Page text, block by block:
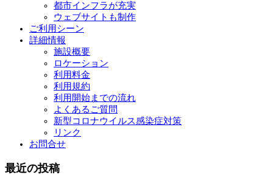
都市インフラが充実
ウェブサイトも制作
ご利用シーン
詳細情報
施設概要
ロケーション
利用料金
利用規約
利用開始までの流れ
よくあるご質問
新型コロナウイルス感染症対策
リンク
お問合せ
最近の投稿